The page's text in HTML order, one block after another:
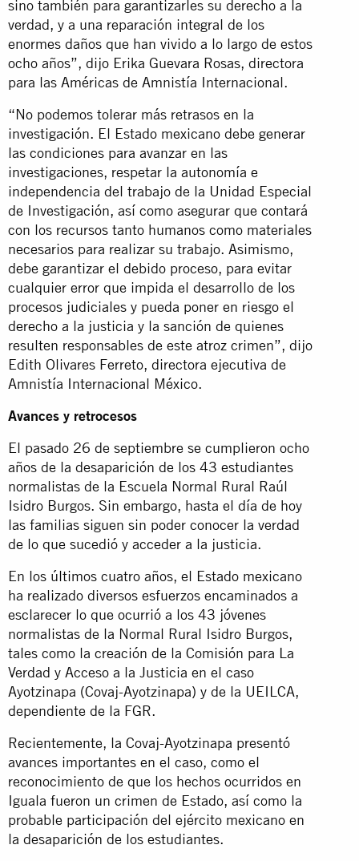
sino también para garantizarles su derecho a la
verdad, y a una reparación integral de los
enormes daños que han vivido a lo largo de estos
ocho años”, dijo Erika Guevara Rosas, directora
para las Américas de Amnistía Internacional.
“No podemos tolerar más retrasos en la
investigación. El Estado mexicano debe generar
las condiciones para avanzar en las
investigaciones, respetar la autonomía e
independencia del trabajo de la Unidad Especial
de Investigación, así como asegurar que contará
con los recursos tanto humanos como materiales
necesarios para realizar su trabajo. Asimismo,
debe garantizar el debido proceso, para evitar
cualquier error que impida el desarrollo de los
procesos judiciales y pueda poner en riesgo el
derecho a la justicia y la sanción de quienes
resulten responsables de este atroz crimen”, dijo
Edith Olivares Ferreto, directora ejecutiva de
Amnistía Internacional México.
Avances y retrocesos
El pasado 26 de septiembre se cumplieron ocho
años de la desaparición de los 43 estudiantes
normalistas de la Escuela Normal Rural Raúl
Isidro Burgos. Sin embargo, hasta el día de hoy
las familias siguen sin poder conocer la verdad
de lo que sucedió y acceder a la justicia.
En los últimos cuatro años, el Estado mexicano
ha realizado diversos esfuerzos encaminados a
esclarecer lo que ocurrió a los 43 jóvenes
normalistas de la Normal Rural Isidro Burgos,
tales como la creación de la Comisión para La
Verdad y Acceso a la Justicia en el caso
Ayotzinapa (Covaj-Ayotzinapa) y de la UEILCA,
dependiente de la FGR.
Recientemente, la Covaj-Ayotzinapa presentó
avances importantes en el caso, como el
reconocimiento de que los hechos ocurridos en
Iguala fueron un crimen de Estado, así como la
probable participación del ejército mexicano en
la desaparición de los estudiantes.